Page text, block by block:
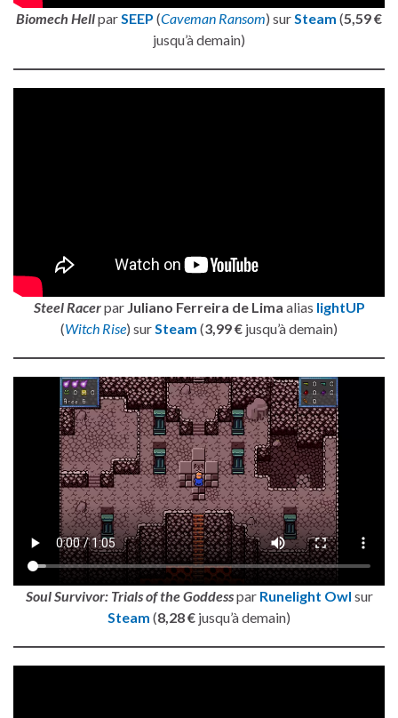
Biomech HellparSEEP (Caveman Ransom) surSteam (5,59 €
jusqu’à demain)
Steel Racerpar Juliano Ferreira de Lima alias lightUP
(Witch Rise) surSteam (3,99 € jusqu’à demain)
Soul Survivor: Trials of the Goddesspar Runelight Owl sur
Steam (8,28 € jusqu’à demain)